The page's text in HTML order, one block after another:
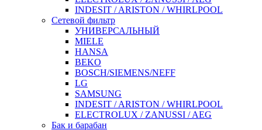
INDESIT / ARISTON / WHIRLPOOL
Сетевой фильтр
УНИВЕРСАЛЬНЫЙ
MIELE
HANSA
BEKO
BOSCH/SIEMENS/NEFF
LG
SAMSUNG
INDESIT / ARISTON / WHIRLPOOL
ELECTROLUX / ZANUSSI / AEG
Бак и барабан